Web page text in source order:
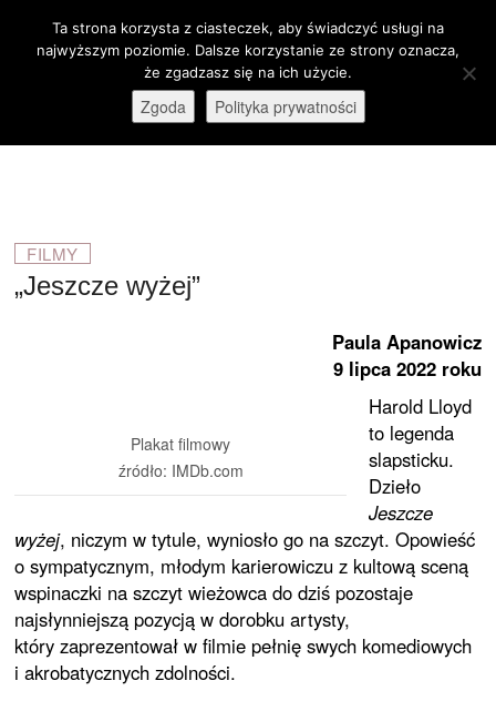
stare-kino.pl
ZAPRASZAMY
M
e
B
FILMY
„Jeszcze wyżej”
Paula Apanowicz
9 lipca 2022 roku
Plakat filmowy
źródło: IMDb.com
Harold Lloyd
to legenda
slapsticku.
Dzieło
Jeszcze
wyżej, niczym w tytule, wyniosło go na szczyt. Opowieść
o sympatycznym, młodym karierowiczu z kultową sceną
wspinaczki na szczyt wieżowca do dziś pozostaje
najsłynniejszą pozycją w dorobku artysty,
który zaprezentował w filmie pełnię swych komediowych
i akrobatycznych zdolności.
Otwórz pasek narzędzi
Ta strona korzysta z ciasteczek, aby świadczyć usługi na
najwyższym poziomie. Dalsze korzystanie ze strony oznacza,
że zgadzasz się na ich użycie.
Zgoda Polityka prywatności